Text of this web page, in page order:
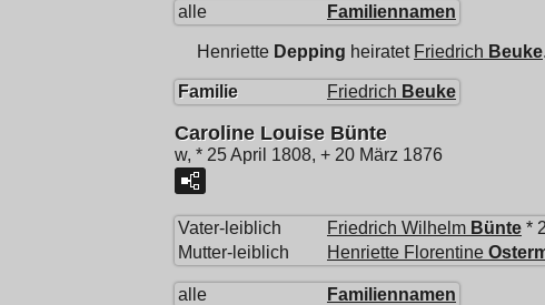
alle Familiennamen
Henriette Depping heiratet Friedrich Beuke
Familie Friedrich Beuke
Caroline Louise Bünte
w, * 25 April 1808, + 20 März 1876
Vater-leiblich Friedrich Wilhelm Bünte *
Mutter-leiblich
Henriette Florentine
alle Familiennamen